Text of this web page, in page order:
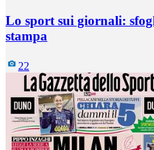
Lo sport sui giornali:
stampa
22